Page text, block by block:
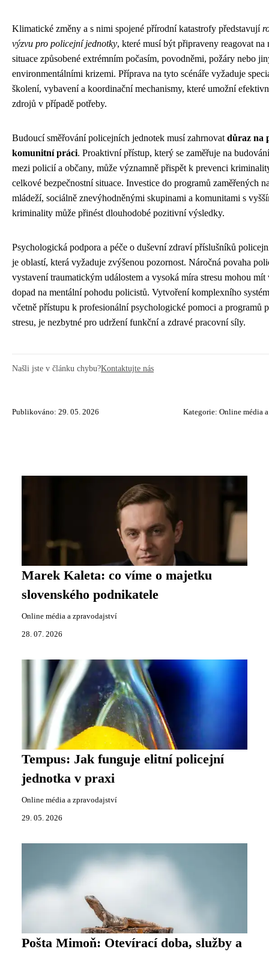
Klimatické změny a s nimi spojené přírodní katastrofy představují
výzvu pro policejní jednotky, které musí být připraveny reagovat na
situace způsobené extrémním počasím, povodněmi, požáry nebo
environmentálními krizemi. Příprava na tyto scénáře vyžaduje
školení, vybavení a koordinační mechanismy, které umožní
zdrojů v případě potřeby.
Budoucí směřování policejních jednotek musí zahrnovat důraz na
komunitní práci. Proaktivní přístup, který se zaměřuje na
mezi policií a občany, může významně přispět k prevenci
celkové bezpečnostní situace. Investice do programů zaměřených
mládeží, sociálně znevýhodněnými skupinami a komunitami s
kriminality může přinést dlouhodobé pozitivní výsledky.
Psychologická podpora a péče o duševní zdraví příslušníků
je oblastí, která vyžaduje zvýšenou pozornost. Náročná povaha
vystavení traumatickým událostem a vysoká míra stresu mohou mít
dopad na mentální pohodu policistů. Vytvoření komplexního
včetně přístupu k profesionální psychologické pomoci a programů
stresu, je nezbytné pro udržení funkční a zdravé pracovní síly.
Našli jste v článku chybu?Kontaktujte nás
Publikováno: 29. 05. 2026 Kategorie: Online média
Marek Kaleta: co víme o majetku
slovenského podnikatele
Online média a zpravodajství
28. 07. 2026
Tempus: Jak funguje elitní policejní
jednotka v praxi
Online média a zpravodajství
29. 05. 2026
Pošta Mimoň: Otevírací doba, služby a